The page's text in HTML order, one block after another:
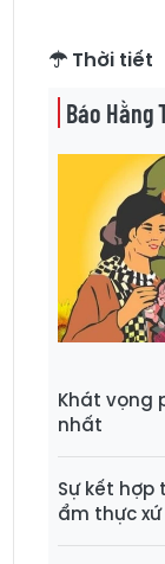
Thời tiết
Báo Hằng
Khát vọng
nhất
Sự kết
ẩm thực